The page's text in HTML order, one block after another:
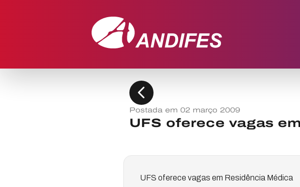
chevron_left
Postada em 02 março 2009
UFS oferece vagas
UFS oferece vagas em Residência Médica